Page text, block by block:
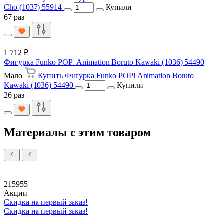
Cho (1037) 55914
Купили
67 раз
1 712 ₽
Фигурка Funko POP! Animation Boruto Kawaki (1036) 54490
Мало
Купить Фигурка Funko POP! Animation Boruto
Kawaki (1036) 54490
Купили
26 раз
Материалы с этим товаром
215955
Акции
Скидка на первый заказ!
Скидка на первый заказ!